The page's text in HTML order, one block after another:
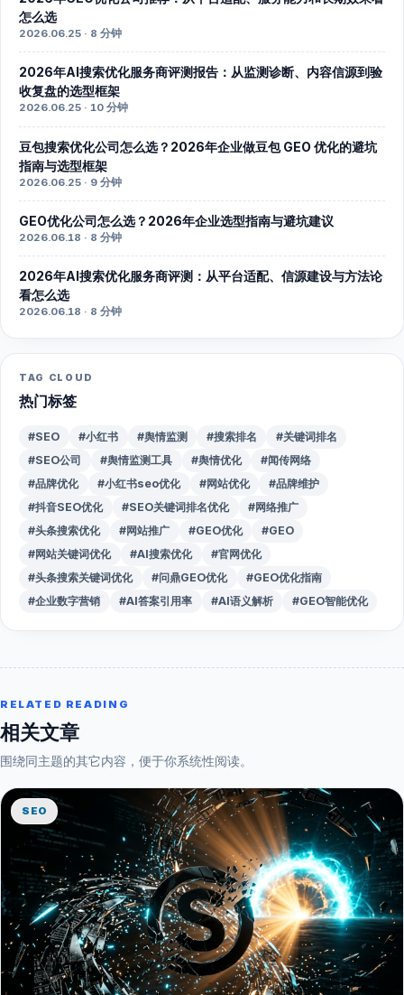
怎么选
2026.06.25 · 8 分钟
2026年AI搜索优化服务商评测报告：从监测诊断、内容信源到验
收复盘的选型框架
2026.06.25 · 10 分钟
豆包搜索优化公司怎么选？2026年企业做豆包 GEO 优化的避坑
指南与选型框架
2026.06.25 · 9 分钟
GEO优化公司怎么选？2026年企业选型指南与避坑建议
2026.06.18 · 8 分钟
2026年AI搜索优化服务商评测：从平台适配、信源建设与方法论
看怎么选
2026.06.18 · 8 分钟
TAG CLOUD
热门标签
#SEO #小红书 #舆情监测 #搜索排名
#关键词排名
#SEO公司
#舆情监测工具 #舆情优化
#闻传网络
#品牌优化
#小红书seo优化 #网站优化
#品牌维护
#抖音SEO优化
#SEO关键词排名优化
#网络推广
#头条搜索优化
#网站推广 #GEO优化
#GEO
#网站关键词优化
#AI搜索优化
#官网优化
#头条搜索关键词优化
#问鼎GEO优化
#GEO优化指南
#企业数字营销
#AI答案引用率 #AI语义解析 #GEO智能优化
RELATED READING
相关文章
围绕同主题的其它内容，便于你系统性阅读。
SEO